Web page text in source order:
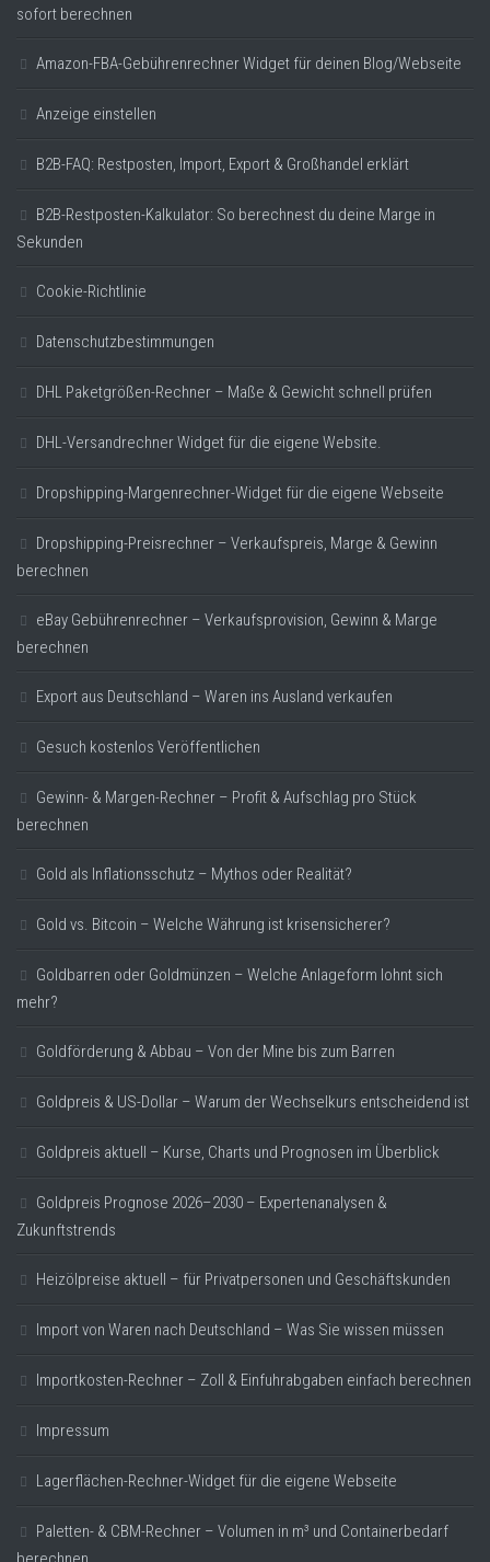
sofort berechnen
Amazon-FBA-Gebührenrechner Widget für deinen Blog/Webseite
Anzeige einstellen
B2B-FAQ: Restposten, Import, Export & Großhandel erklärt
B2B-Restposten-Kalkulator: So berechnest du deine Marge in
Sekunden
Cookie-Richtlinie
Datenschutzbestimmungen
DHL Paketgrößen-Rechner – Maße & Gewicht schnell prüfen
DHL-Versandrechner Widget für die eigene Website.
Dropshipping-Margenrechner-Widget für die eigene Webseite
Dropshipping-Preisrechner – Verkaufspreis, Marge & Gewinn
berechnen
eBay Gebührenrechner – Verkaufsprovision, Gewinn & Marge
berechnen
Export aus Deutschland – Waren ins Ausland verkaufen
Gesuch kostenlos Veröffentlichen
Gewinn- & Margen-Rechner – Profit & Aufschlag pro Stück
berechnen
Gold als Inflationsschutz – Mythos oder Realität?
Gold vs. Bitcoin – Welche Währung ist krisensicherer?
Goldbarren oder Goldmünzen – Welche Anlageform lohnt sich
mehr?
Goldförderung & Abbau – Von der Mine bis zum Barren
Goldpreis & US-Dollar – Warum der Wechselkurs entscheidend ist
Goldpreis aktuell – Kurse, Charts und Prognosen im Überblick
Goldpreis Prognose 2026–2030 – Expertenanalysen &
Zukunftstrends
Heizölpreise aktuell – für Privatpersonen und Geschäftskunden
Import von Waren nach Deutschland – Was Sie wissen müssen
Importkosten-Rechner – Zoll & Einfuhrabgaben einfach berechnen
Impressum
Lagerflächen-Rechner-Widget für die eigene Webseite
Paletten- & CBM-Rechner – Volumen in m³ und Containerbedarf